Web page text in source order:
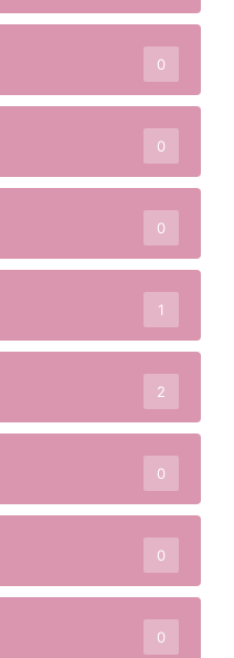
0
0
0
1
2
0
0
0